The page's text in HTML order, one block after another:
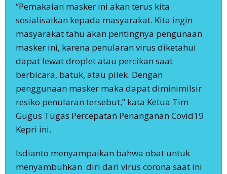
“Pemakaian masker ini akan terus kita
sosialisaikan kepada masyarakat. Kita ingin
masyarakat tahu akan pentingnya pengunaan
masker ini, karena penularan virus diketahui
dapat lewat droplet atau percikan saat
berbicara, batuk, atau pilek. Dengan
penggunaan masker maka dapat diminimilsir
resiko penularan tersebut,” kata Ketua Tim
Gugus Tugas Percepatan Penanganan Covid19
Kepri ini.
Isdianto menyampaikan bahwa obat untuk
menyambuhkan diri dari virus corona saat ini